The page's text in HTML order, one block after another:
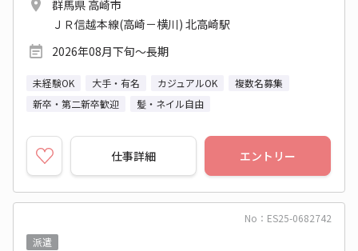
群馬県 高崎市
ＪＲ信越本線(高崎－横川) 北高崎駅
2026年08月下旬～長期
未経験OK 大手・有名 カジュアルOK
複数名募集
新卒・第二新卒歓迎
髪・ネイル自由
仕事詳細 エントリー
No：ES25-0682742
派遣